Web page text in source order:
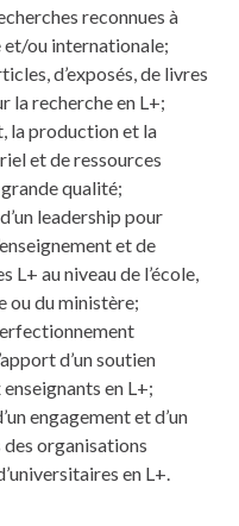
reconnues à
et/ou internationale;
d’exposés, de livres
la recherche en L+;
la production et la
et de ressources
qualité;
leadership pour
et de
L+ au niveau de l’école,
ou du ministère;
d’un soutien
en L+;
engagement et d’un
organisations
en L+.